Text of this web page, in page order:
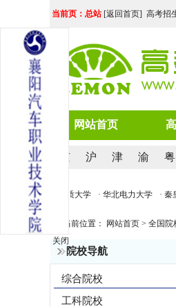
当前页：总站[返回首页] 高考招
网站首页
京 沪 津 渝 粤
· 河北地质大学 · 华北电力大学 · 秦
当前位置： 网站首页 > 全国院
院校导航
综合院校
工科院校
关闭